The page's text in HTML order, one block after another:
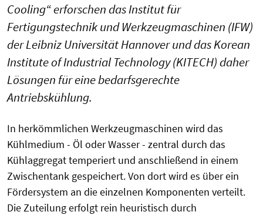
Cooling“ erforschen das Institut für
Fertigungstechnik und Werkzeugmaschinen (IFW)
der Leibniz Universität Hannover und das Korean
Institute of Industrial Technology (KITECH) daher
Lösungen für eine bedarfsgerechte
Antriebskühlung.
In herkömmlichen Werkzeugmaschinen wird das
Kühlmedium - Öl oder Wasser - zentral durch das
Kühlaggregat temperiert und anschließend in einem
Zwischentank gespeichert. Von dort wird es über ein
Fördersystem an die einzelnen Komponenten verteilt.
Die Zuteilung erfolgt rein heuristisch durch